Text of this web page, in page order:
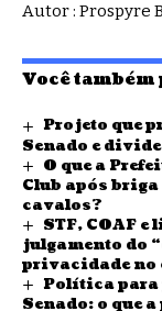
Autor : Prospyre
Você também
Projeto que
Senado e
O que a
Club após
cavalos?
STF, COAF
julgamento do
privacidade no
Política para
Senado: o que